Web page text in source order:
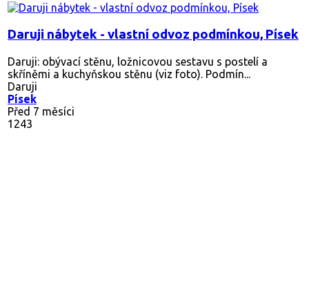
Daruji nábytek - vlastní odvoz podmínkou, Písek
Daruji: obývací stěnu, ložnicovou sestavu s postelí a
skříněmi a kuchyňskou stěnu (viz foto). Podmín...
Daruji
Písek
Před 7 měsíci
1243